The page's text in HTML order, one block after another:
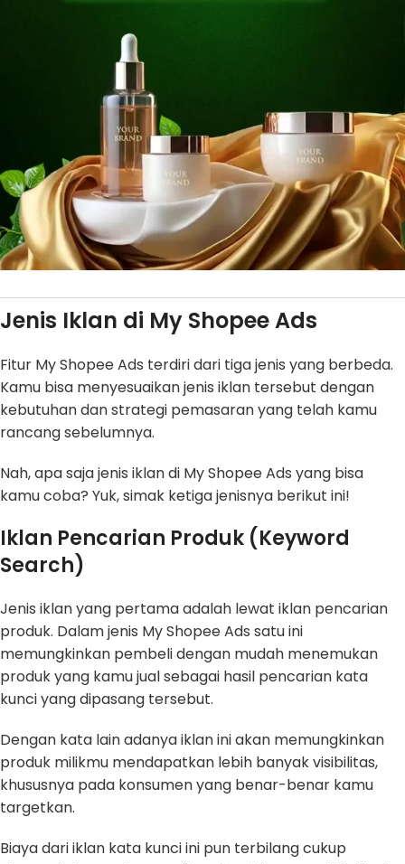
Jenis Iklan di My Shopee Ads
Fitur My Shopee Ads terdiri dari tiga jenis yang berbeda.
Kamu bisa menyesuaikan jenis iklan tersebut dengan
kebutuhan dan strategi pemasaran yang telah kamu
rancang sebelumnya.
Nah, apa saja jenis iklan di My Shopee Ads yang bisa
kamu coba? Yuk, simak ketiga jenisnya berikut ini!
Iklan Pencarian Produk (Keyword
Search)
Jenis iklan yang pertama adalah lewat iklan pencarian
produk. Dalam jenis My Shopee Ads satu ini
memungkinkan pembeli dengan mudah menemukan
produk yang kamu jual sebagai hasil pencarian kata
kunci yang dipasang tersebut.
Dengan kata lain adanya iklan ini akan memungkinkan
produk milikmu mendapatkan lebih banyak visibilitas,
khususnya pada konsumen yang benar-benar kamu
targetkan.
Biaya dari iklan kata kunci ini pun terbilang cukup